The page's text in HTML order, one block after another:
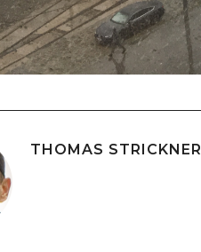
THOMAS STRICKNER